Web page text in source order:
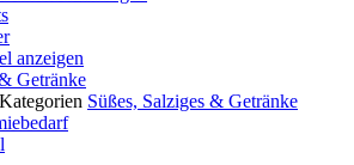
anzeigen
Getränke
Süßes, Salziges & Getränke